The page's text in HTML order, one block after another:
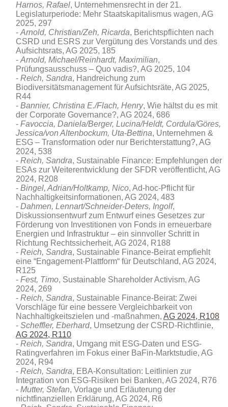
Harnos, Rafael, Unternehmensrecht in der 21.
Legislaturperiode: Mehr Staatskapitalismus wagen, AG
2025, 297
Arnold, Christian/Zeh, Ricarda, Berichtspflichten nach
CSRD und ESRS zur Vergütung des Vorstands und des
Aufsichtsrats, AG 2025, 185
Arnold, Michael/Reinhardt,Maximilian,
Prüfungsausschuss – Quo vadis?, AG 2025, 104
Reich, Sandra, Handreichung zum
Biodiversitätsmanagement für Aufsichtsräte, AG 2025,
R44
Bannier, Christina E./Flach, Henry, Wie hältst du es mit
der Corporate Governance?, AG 2024, 686
Favoccia, Daniela/Berger, Lucina/Heldt, Cordula/Göres,
Jessica/von Altenbockum, Uta-Bettina, Unternehmen &
ESG – Transformation oder nur Berichterstattung?, AG
2024, 538
Reich, Sandra, Sustainable Finance: Empfehlungen der
ESAs zur Weiterentwicklung der SFDR veröffentlicht, AG
2024, R208
Bingel, Adrian/Holtkamp, Nico, Ad-hoc-Pflicht für
Nachhaltigkeitsinformationen, AG 2024, 483
Dahmen, Lennart/Schneider-Deters, Ingolf,
Diskussionsentwurf zum Entwurf eines Gesetzes zur
Förderung von Investitionen von Fonds in erneuerbare
Energien und Infrastruktur – ein sinnvoller Schritt in
Richtung Rechtssicherheit, AG 2024, R188
Reich, Sandra, Sustainable Finance-Beirat empfiehlt
eine “Engagement-Plattform“ für Deutschland, AG 2024,
R125
Fest, Timo, Sustainable Shareholder Activism, AG
2024, 269
Reich, Sandra, Sustainable Finance-Beirat: Zwei
Vorschläge für eine bessere Vergleichbarkeit von
Nachhaltigkeitszielen und -maßnahmen,AG 2024, R108
Scheffler, Eberhard, Umsetzung der CSRD-Richtlinie,
AG 2024, R110
Reich, Sandra, Umgang mit ESG-Daten und ESG-
Ratingverfahren im Fokus einer BaFin-Marktstudie, AG
2024, R94
Reich, Sandra, EBA-Konsultation: Leitlinien zur
Integration von ESG-Risiken bei Banken, AG 2024, R76
Mutter, Stefan, Vorlage und Erläuterung der
nichtfinanziellen Erklärung, AG 2024, R6